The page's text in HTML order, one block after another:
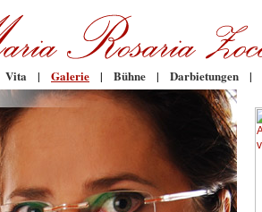
Vita | Galerie | Bühne | Darbietungen |